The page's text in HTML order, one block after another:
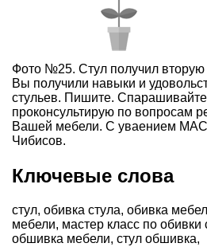
Фото №25. Стул получил
Вы получили навыки и
стульев. Пишите.
проконсультирую по вопросам
Вашей мебели. С уваением
Чибисов.
Ключевые слова
стул, обивка стула, обивка
мебели, мастер класс по обивки
обшивка мебели, стул обшивка,